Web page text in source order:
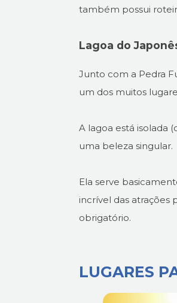
também possui
Lagoa do
Junto com a Pedra
um dos muitos
A lagoa está isolada
uma beleza singular.
Ela serve
incrível das atrações
obrigatório.
LUGARES